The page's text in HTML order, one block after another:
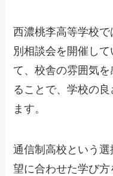
西濃桃李高等学校
別相談会を開催し
て、校舎の雰囲気
ることで、学校の
ます。
通信制高校という
望に合わせた学び